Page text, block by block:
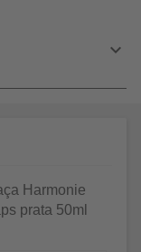
Harmonie
prata 50ml